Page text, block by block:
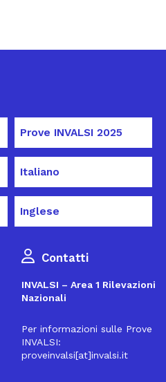
Prove INVALSI 2025
Italiano
Inglese
Contatti
INVALSI – Area 1 Rilevazioni
Nazionali
Per informazioni sulle Prove
INVALSI:
proveinvalsi[at]invalsi.it